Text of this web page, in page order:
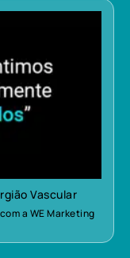
Vascular
a WE Marketing